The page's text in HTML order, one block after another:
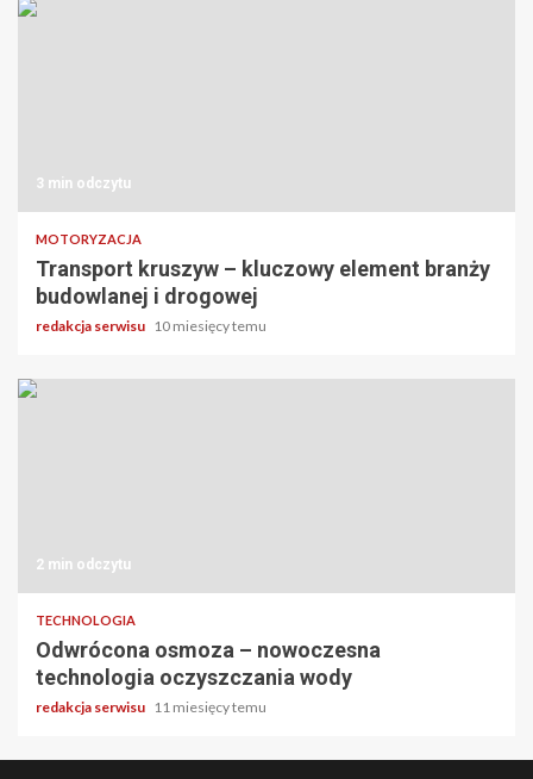
3 min odczytu
MOTORYZACJA
Transport kruszyw – kluczowy element branży
budowlanej i drogowej
redakcja serwisu 10 miesięcy temu
2 min odczytu
TECHNOLOGIA
Odwrócona osmoza – nowoczesna
technologia oczyszczania wody
redakcja serwisu 11 miesięcy temu